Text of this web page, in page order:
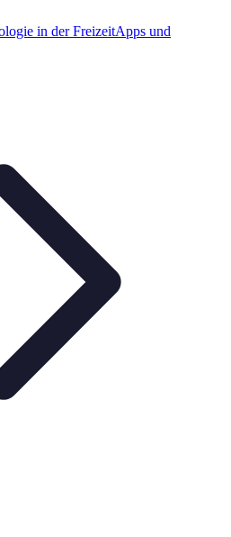
in der FreizeitApps und